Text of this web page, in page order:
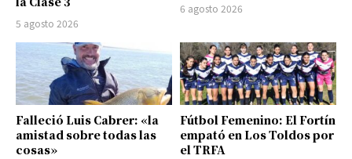
5 agosto 2026
6 agosto 2026
Falleció Luis Cabrer: «la
amistad sobre todas las
cosas»
Fútbol Femenino: El Fortín
empató en Los Toldos por
el TRFA